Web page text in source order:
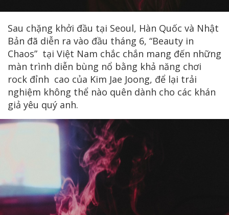
Sau chặng khởi đầu tại Seoul, Hàn Quốc và Nhật
Bản đã diễn ra vào đầu tháng 6, “Beauty in
Chaos” tại Việt Nam chắc chắn mang đến những
màn trình diễn bùng nổ bằng khả năng chơi
rock đỉnh cao của Kim Jae Joong, để lại trải
nghiệm không thể nào quên dành cho các khán
giả yêu quý anh.